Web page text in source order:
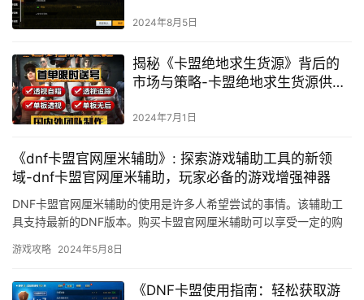
2024年8月5日
揭秘《卡盟绝地求生货源》背后的
市场与策略-卡盟绝地求生货源供应
2024年7月1日
《dnf卡盟官网厘米辅助》: 探索游戏辅助工具的新领
域-dnf卡盟官网厘米辅助，玩家必备的游戏增强神器
DNF卡盟官网厘米辅助的使用是许多人希望尝试的事情。该辅助工
具支持最新的DNF版本。购买卡盟官网厘米辅助可以享受一定的购
游戏攻略 2024年5月8日
《DNF卡盟使用指南：轻松获取游